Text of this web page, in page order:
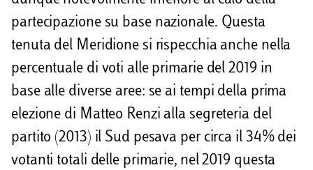
partecipazione su base nazionale. Questa
tenuta del Meridione si rispecchia anche nella
percentuale di voti alle primarie del 2019 in
base alle diverse aree: se ai tempi della prima
elezione di Matteo Renzi alla segreteria del
partito (2013) il Sud pesava per circa il 34% dei
votanti totali delle primarie, nel 2019 questa